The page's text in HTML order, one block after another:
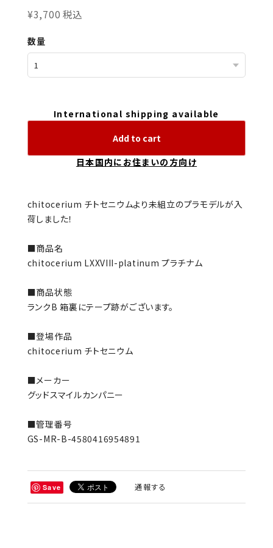
¥3,700 税込
数量
International shipping available
Add to cart
日本国内にお住まいの方向け
chitocerium チトセニウムより未組立のプラモデルが入
荷しました！
■商品名
chitocerium LXXVIII-platinum プラチナム
■商品状態
ランクB 箱裏にテープ跡がございます。
■登場作品
chitocerium チトセニウム
■メーカー
グッドスマイルカンパニー
■管理番号
GS-MR-B-4580416954891
Save 通報する